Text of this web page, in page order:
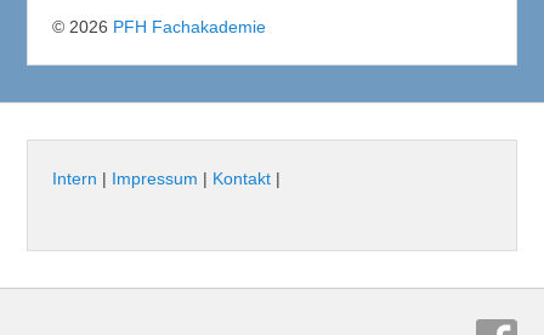
© 2026 PFH Fachakademie
Intern | Impressum | Kontakt |